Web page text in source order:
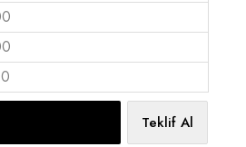
Teklif Al